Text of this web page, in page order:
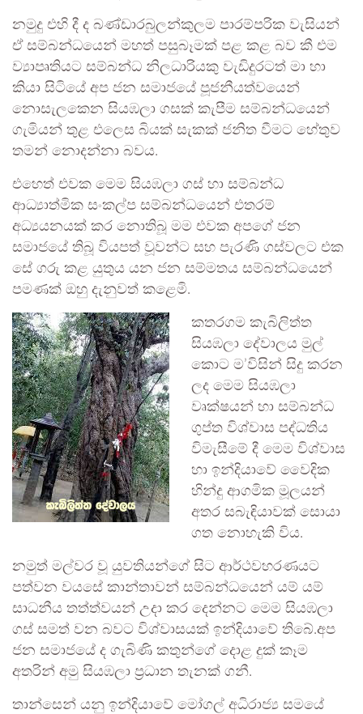
නමුදු එහි දී ද බණ්ඩාරබුලන්කුලම පාරම්පරික වැසියන්
ඒ සම්බන්ධයෙන් මහත් පසුබෑමක් පළ කළ බව කී එම
ව්‍යාපෘතියට සම්බන්ධ නිලධාරියකු වැඩිදුරටත් මා හා
කියා සිටියේ අප ජන සමාජයේ පූජනීයත්වයෙන්
නොසැලකෙන සියඹලා ගසක් කැපීම සම්බන්ධයෙන්
ගැමියන් තුළ එලෙස බියක් සැකක් ජනිත වීමට හේතුව
තමන් නොදන්නා බවය.
එහෙත් එවක මෙම සියඹලා ගස් හා සම්බන්ධ
ආධ්‍යාත්මික සංකල්ප සම්බන්ධයෙන් එතරම්
අධ්‍යයනයක් කර නොතිබූ මම එවක අපගේ ජන
සමාජයේ තිබූ වියපත් වූවන්ට සහ පැරණි ගස්වලට එක
සේ ගරු කළ යුතුය යන ජන සම්මතය සම්බන්ධයෙන්
පමණක් ඔහු දැනුවත් කළෙමි.
කතරගම කැබිලිත්ත
සියඹලා දේවාලය මුල්
කොට ම’විසින් සිදු කරන
ලද මෙම සියඹලා
වෘක්ෂයන් හා සම්බන්ධ
ගුප්ත විශ්වාස පද්ධතිය
විමැසීමේ දී මෙම විශ්වාස
හා ඉන්දියාවේ වෛදික
හින්දු ආගමික මූලයන්
අතර සබැඳියාවක් සොයා
ගත නොහැකි විය.
නමුත් මල්වර වූ යුවතියන්ගේ සිට ආර්ථවහරණයට
පත්වන වයසේ කාන්තාවන් සම්බන්ධයෙන් යම් යම්
සාධනීය තත්ත්වයන් උදා කර දෙන්නට මෙම සියඹලා
ගස් සමත් වන බවට විශ්වාසයක් ඉන්දියාවේ තිබේ.අප
ජන සමාජයේ ද ගැබිණි කතුන්ගේ දොළ දුක් කෑම
අතරින් අමු සියඹලා ප්‍රධාන තැනක් ගනී.
තාන්සෙන් යනු ඉන්දියාවේ මෝගල් අධිරාජ්‍ය සමයේ